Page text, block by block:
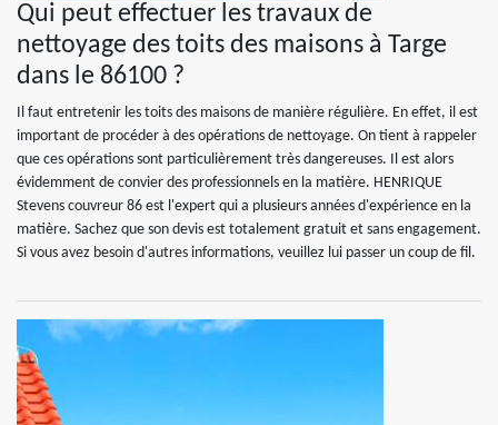
Qui peut effectuer les travaux de
nettoyage des toits des maisons à Targe
dans le 86100 ?
Il faut entretenir les toits des maisons de manière régulière. En effet, il est
important de procéder à des opérations de nettoyage. On tient à rappeler
que ces opérations sont particulièrement très dangereuses. Il est alors
évidemment de convier des professionnels en la matière. HENRIQUE
Stevens couvreur 86 est l'expert qui a plusieurs années d'expérience en la
matière. Sachez que son devis est totalement gratuit et sans engagement.
Si vous avez besoin d'autres informations, veuillez lui passer un coup de fil.